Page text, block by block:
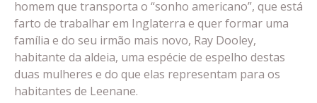
homem que transporta o “sonho americano”, que está
farto de trabalhar em Inglaterra e quer formar uma
família e do seu irmão mais novo, Ray Dooley,
habitante da aldeia, uma espécie de espelho destas
duas mulheres e do que elas representam para os
habitantes de Leenane.